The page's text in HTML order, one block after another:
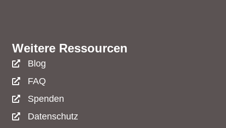
Weitere Ressourcen
Blog
FAQ
Spenden
Datenschutz